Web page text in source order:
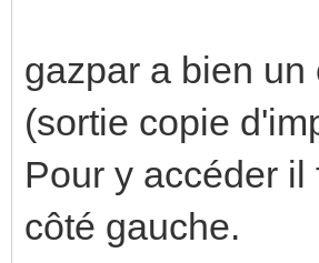
gazpar a bien
(sortie copie
Pour y accéder
côté gauche.